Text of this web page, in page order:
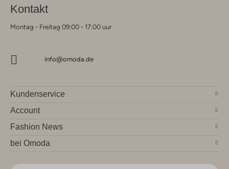
Kontakt
Montag - Freitag 09:00 - 17:00 uur
info@omoda.de
Kundenservice
Account
Fashion News
bei Omoda